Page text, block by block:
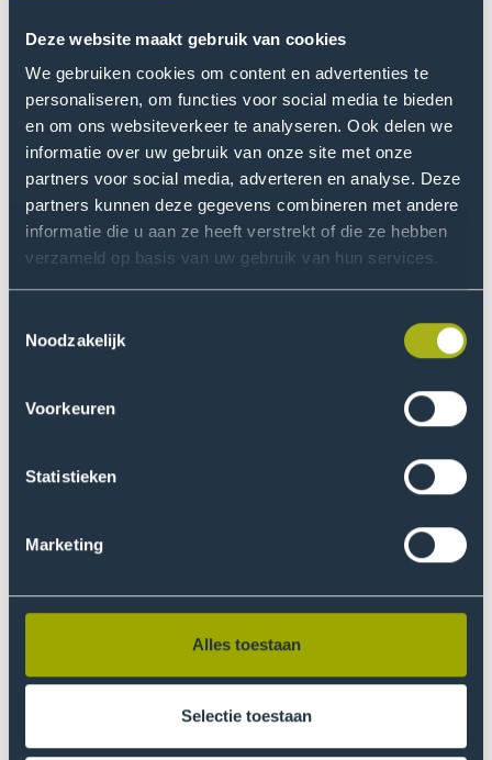
Deze website maakt gebruik van cookies
We gebruiken cookies om content en advertenties te
personaliseren, om functies voor social media te bieden
en om ons websiteverkeer te analyseren. Ook delen we
informatie over uw gebruik van onze site met onze
partners voor social media, adverteren en analyse. Deze
partners kunnen deze gegevens combineren met andere
informatie die u aan ze heeft verstrekt of die ze hebben
verzameld op basis van uw gebruik van hun services.
Noodzakelijk
Voorkeuren
Statistieken
Marketing
Alles toestaan
Selectie toestaan
Bezoek onze voorlichtingsdag
Lees meer slide
Praktische informatie
Is een deeltijdstudie te combineren met werk en
privéleven? Heb ik werkervaring nodig? Hoe zit het met
aanmelden en studiekosten? Alle antwoorden vind je
hier.
Opleidingskosten